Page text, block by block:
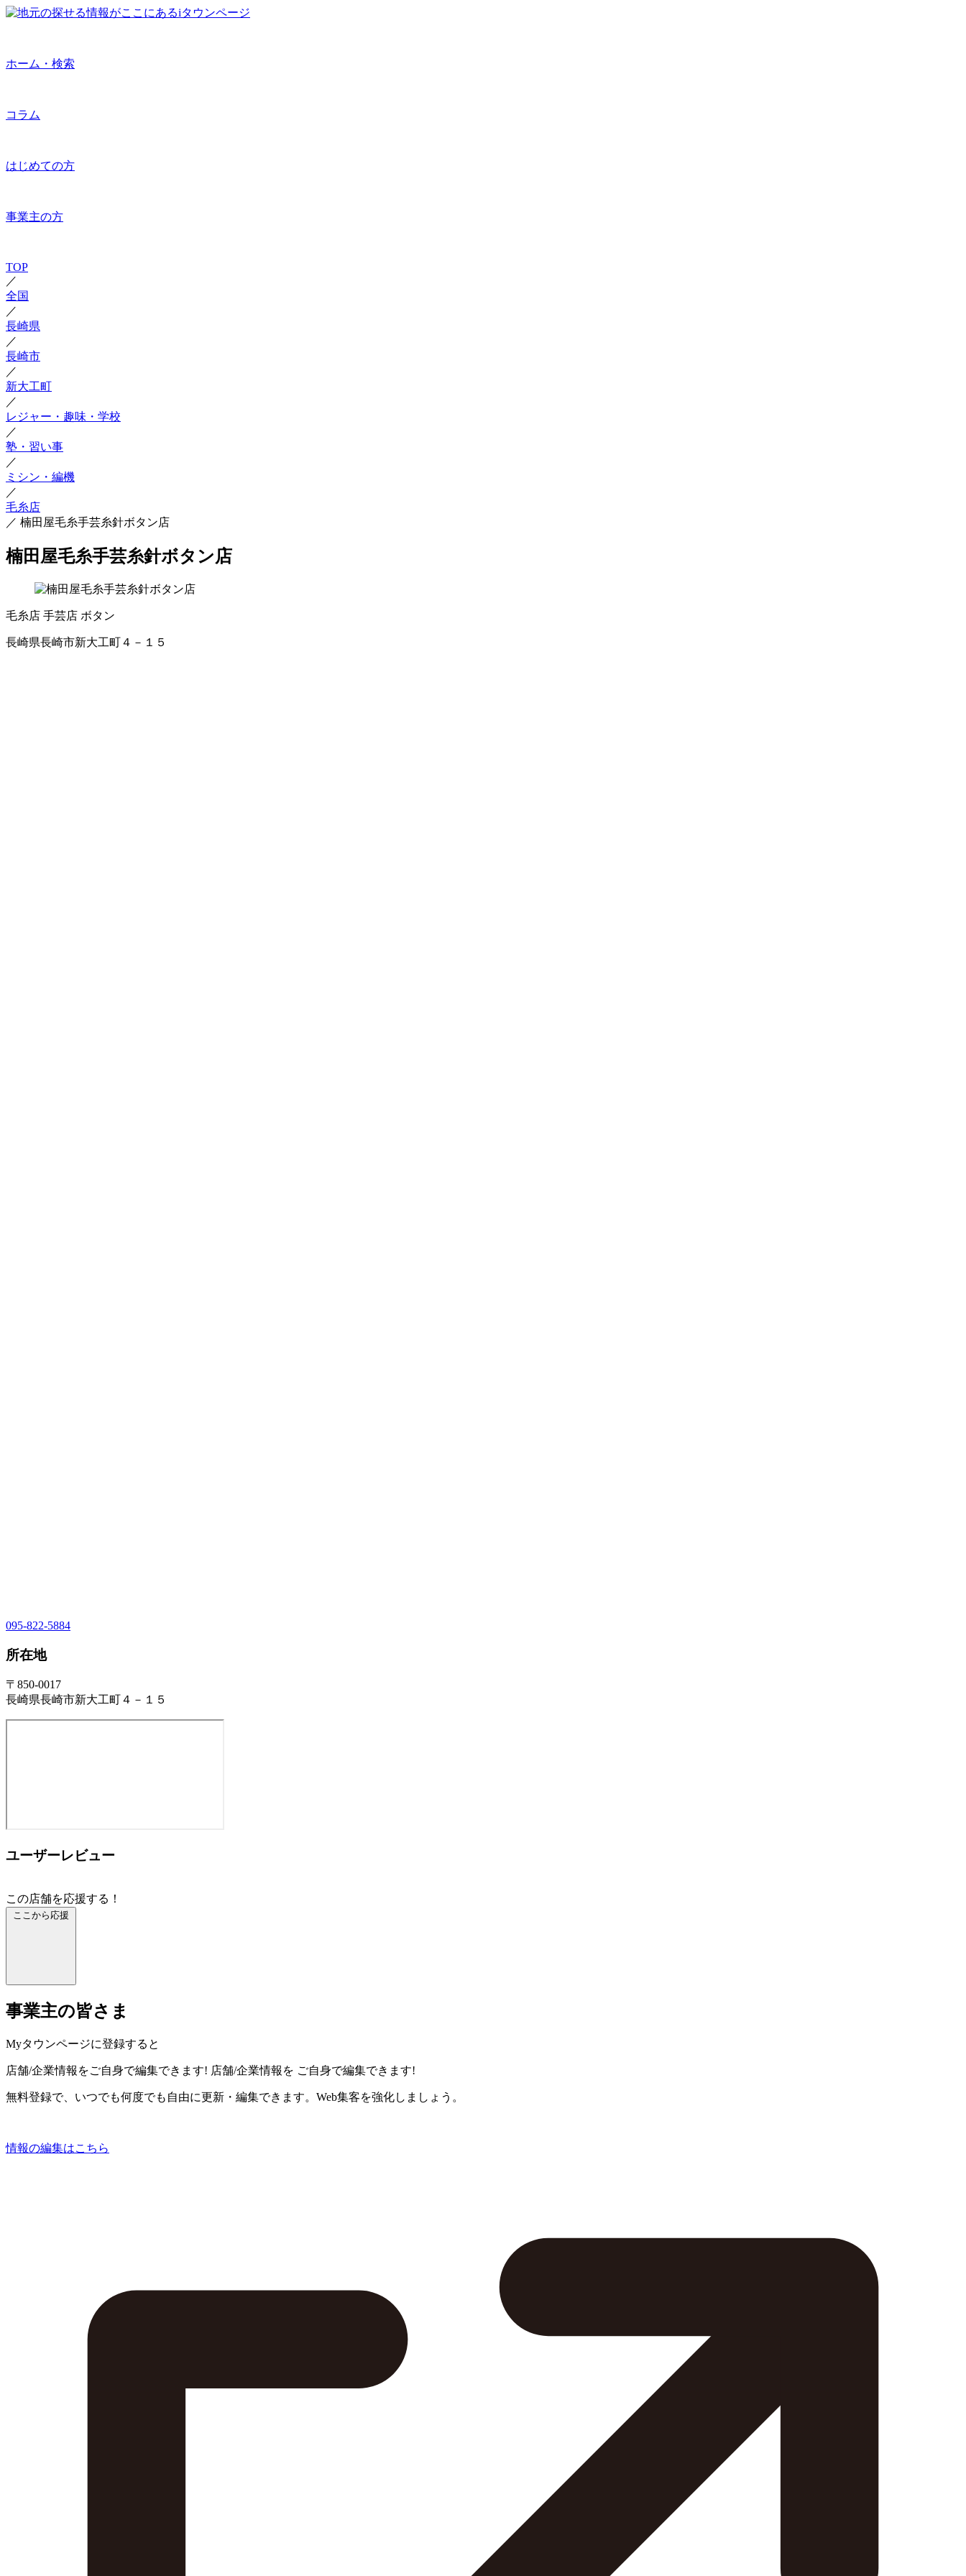
ホーム・検索
コラム
はじめての方
事業主の方
TOP
／
全国
／
長崎県
／
長崎市
／
新大工町
／
レジャー・趣味・学校
／
塾・習い事
／
ミシン・編機
／
毛糸店
／ 楠田屋毛糸手芸糸針ボタン店
楠田屋毛糸手芸糸針ボタン店
毛糸店 手芸店 ボタン
長崎県長崎市新大工町４－１５
095-822-5884
所在地
〒850-0017
長崎県長崎市新大工町４－１５
ユーザーレビュー
この店舗を応援する！
ここから応援
事業主の皆さま
Myタウンページに登録すると
店舗/企業情報をご自身で編集できます! 店舗/企業情報を ご自身で編集できます!
無料登録で、いつでも何度でも自由に更新・編集できます。Web集客を強化しましょう。
情報の編集はこちら